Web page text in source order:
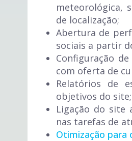
meteorológica,
de localização;
Abertura de
sociais a partir
Configuração
com oferta de
Relatórios de
objetivos do site;
Ligação do site
nas tarefas de
Otimização para